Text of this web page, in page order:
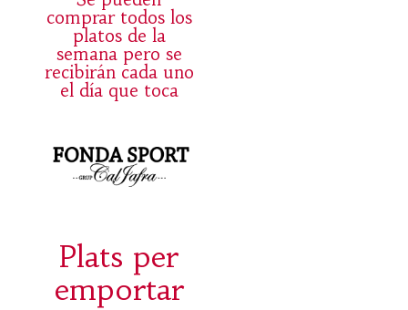
comprar todos los
platos de la
semana pero se
recibirán cada uno
el día que toca
Plats per
emportar